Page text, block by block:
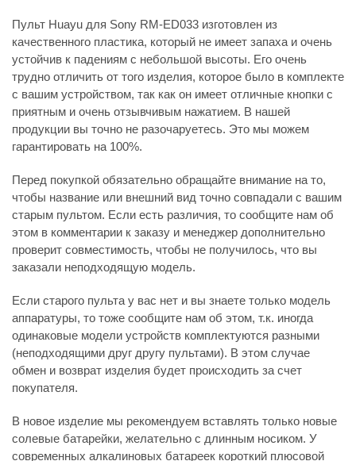
Пульт Huayu для Sony RM-ED033 изготовлен из
качественного пластика, который не имеет запаха и очень
устойчив к падениям с небольшой высоты. Его очень
трудно отличить от того изделия, которое было в комплекте
с вашим устройством, так как он имеет отличные кнопки с
приятным и очень отзывчивым нажатием. В нашей
продукции вы точно не разочаруетесь. Это мы можем
гарантировать на 100%.
Перед покупкой обязательно обращайте внимание на то,
чтобы название или внешний вид точно совпадали с вашим
старым пультом. Если есть различия, то сообщите нам об
этом в комментарии к заказу и менеджер дополнительно
проверит совместимость, чтобы не получилось, что вы
заказали неподходящую модель.
Если старого пульта у вас нет и вы знаете только модель
аппаратуры, то тоже сообщите нам об этом, т.к. иногда
одинаковые модели устройств комплектуются разными
(неподходящими друг другу пультами). В этом случае
обмен и возврат изделия будет происходить за счет
покупателя.
В новое изделие мы рекомендуем вставлять только новые
солевые батарейки, желательно с длинным носиком. У
современных алкалиновых батареек короткий плюсовой